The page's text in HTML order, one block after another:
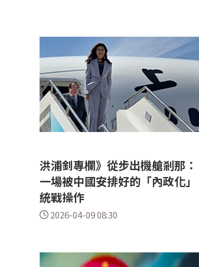
洪浦釗專欄》從步出機艙剎那：
一場被中國安排好的「內政化」
統戰操作
2026-04-09 08:30